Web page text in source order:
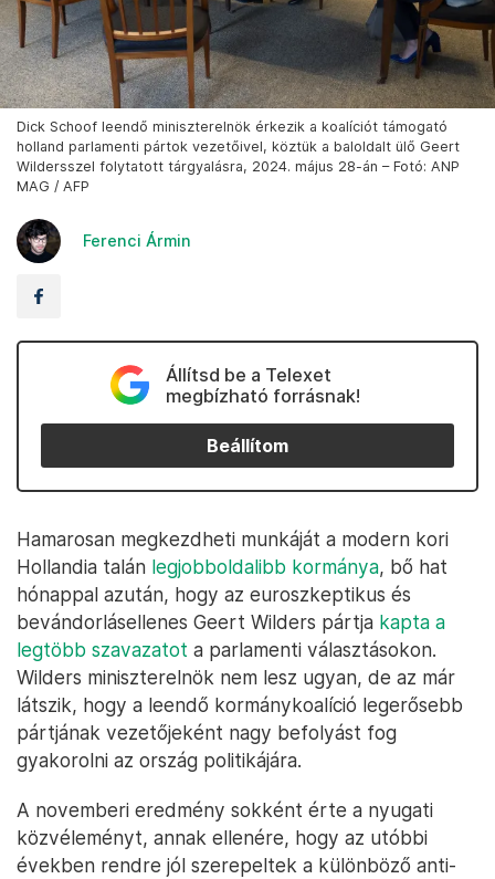
Dick Schoof leendő miniszterelnök érkezik a koalíciót támogató
holland parlamenti pártok vezetőivel, köztük a baloldalt ülő Geert
Wildersszel folytatott tárgyalásra, 2024. május 28-án – Fotó: ANP
MAG / AFP
Ferenci Ármin
Állítsd be a Telexet
megbízható forrásnak!
Beállítom
Hamarosan megkezdheti munkáját a modern kori
Hollandia talán legjobboldalibb kormánya, bő hat
hónappal azután, hogy az euroszkeptikus és
bevándorlásellenes Geert Wilders pártja kapta a
legtöbb szavazatot a parlamenti választásokon.
Wilders miniszterelnök nem lesz ugyan, de az már
látszik, hogy a leendő kormánykoalíció legerősebb
pártjának vezetőjeként nagy befolyást fog
gyakorolni az ország politikájára.
A novemberi eredmény sokként érte a nyugati
közvéleményt, annak ellenére, hogy az utóbbi
években rendre jól szerepeltek a különböző anti-